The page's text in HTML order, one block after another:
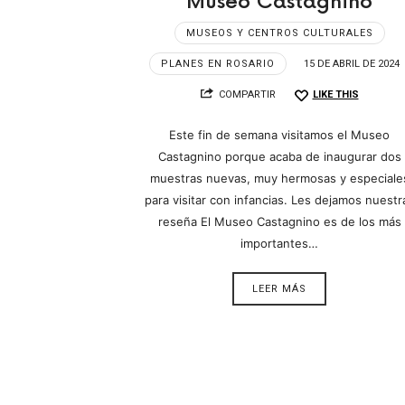
MUSEOS Y CENTROS CULTURALES
PLANES EN ROSARIO 15 DE ABRIL DE 2024
COMPARTIR LIKE THIS
Este fin de semana visitamos el Museo
Castagnino porque acaba de inaugurar dos
muestras nuevas, muy hermosas y
para visitar con infancias. Les dejamos
reseña El Museo Castagnino es de los más
importantes…
LEER MÁS